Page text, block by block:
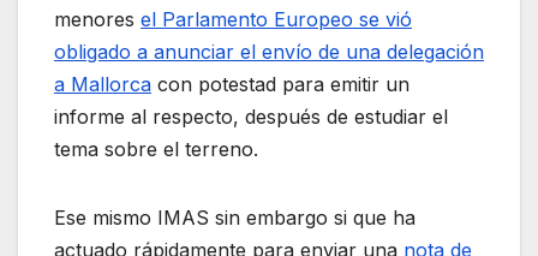
menores el Parlamento Europeo se vió
obligado a anunciar el envío de una delegación
a Mallorca con potestad para emitir un
informe al respecto, después de estudiar el
tema sobre el terreno.
Ese mismo IMAS sin embargo si que ha
actuado rápidamente para enviar una nota de